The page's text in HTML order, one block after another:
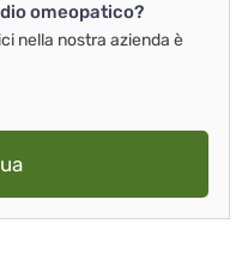
omeopatico?
nella nostra azienda è